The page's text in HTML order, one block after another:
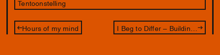
Tentoonstelling
Hours of my mind